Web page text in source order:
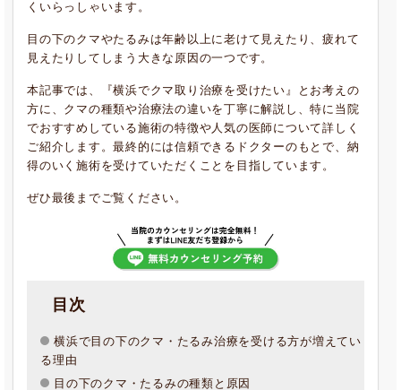
くいらっしゃいます。
目の下のクマやたるみは年齢以上に老けて見えたり、疲れて
見えたりしてしまう大きな原因の一つです。
本記事では、『横浜でクマ取り治療を受けたい』とお考えの
方に、クマの種類や治療法の違いを丁寧に解説し、特に当院
でおすすめしている施術の特徴や人気の医師について詳しく
ご紹介します。最終的には信頼できるドクターのもとで、納
得のいく施術を受けていただくことを目指しています。
ぜひ最後までご覧ください。
目次
横浜で目の下のクマ・たるみ治療を受ける方が増えてい
る理由
目の下のクマ・たるみの種類と原因